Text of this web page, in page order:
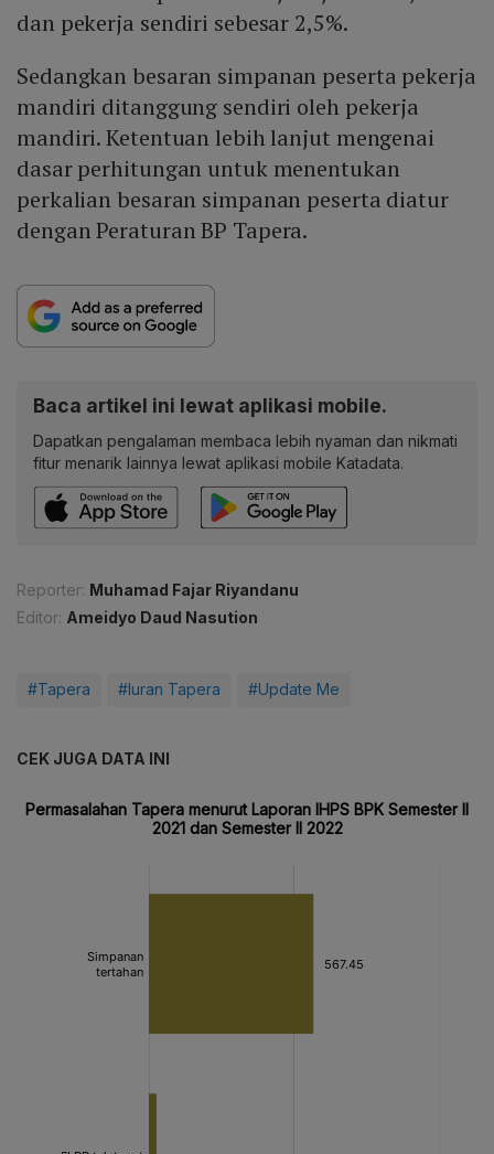
dan pekerja sendiri sebesar 2,5%.
Sedangkan besaran simpanan peserta pekerja
mandiri ditanggung sendiri oleh pekerja
mandiri. Ketentuan lebih lanjut mengenai
dasar perhitungan untuk menentukan
perkalian besaran simpanan peserta diatur
dengan Peraturan BP Tapera.
Baca artikel ini lewat aplikasi mobile.
Dapatkan pengalaman membaca lebih nyaman dan nikmati
fitur menarik lainnya lewat aplikasi mobile Katadata.
Reporter: Muhamad Fajar Riyandanu
Editor: Ameidyo Daud Nasution
#Tapera #Iuran Tapera #Update Me
CEK JUGA DATA INI